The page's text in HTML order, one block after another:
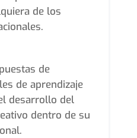
de los
de
de aprendizaje
desarrollo del
dentro de su